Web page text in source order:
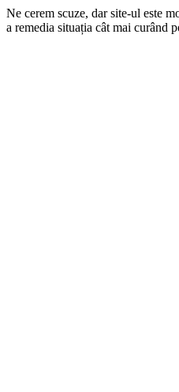
Ne cerem scuze, dar site-ul este
a remedia situația cât mai curând